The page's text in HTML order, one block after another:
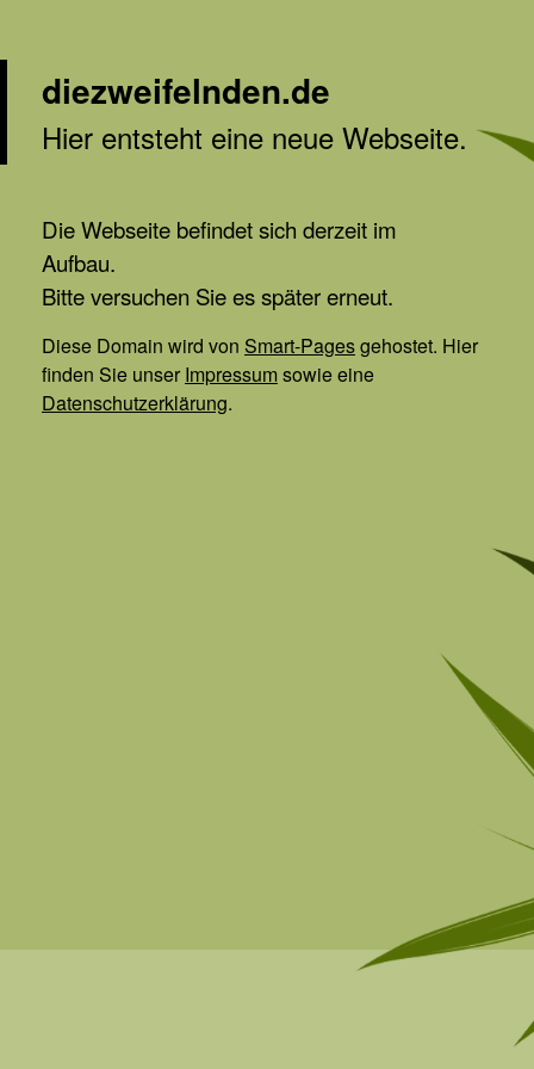
diezweifelnden.de
Hier entsteht eine neue Webseite.
Die Webseite befindet sich derzeit im
Aufbau.
Bitte versuchen Sie es später erneut.
Diese Domain wird von Smart-Pagesgehostet. Hier
finden Sie unser Impressumsowie eine
Datenschutzerklärung.